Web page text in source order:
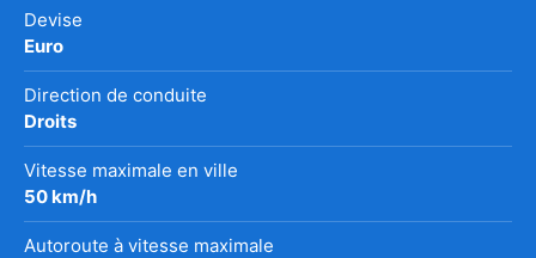
Devise
Euro
Direction de conduite
Droits
Vitesse maximale en ville
50 km/h
Autoroute à vitesse maximale